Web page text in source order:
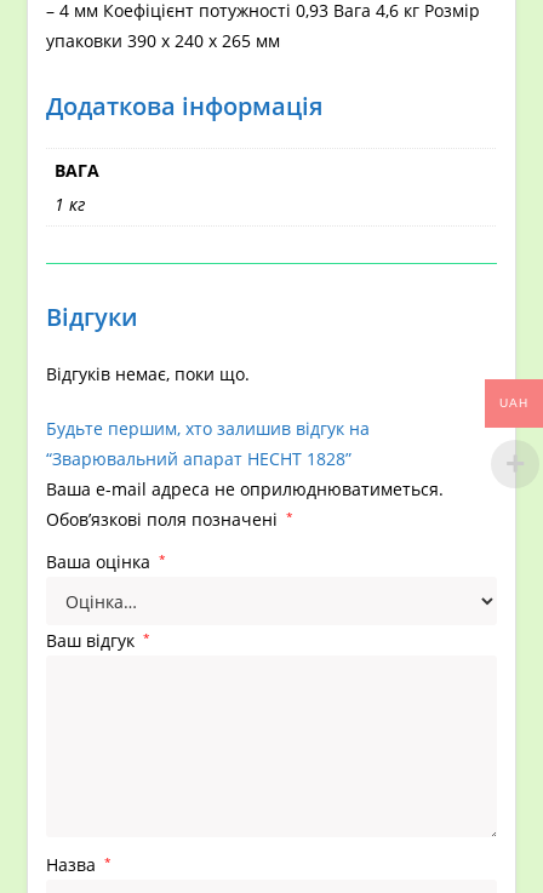
– 4 мм Коефіцієнт потужності 0,93 Вага 4,6 кг Розмір
упаковки 390 x 240 x 265 мм
Додаткова інформація
ВАГА
1 кг
Відгуки
Відгуків немає, поки що.
Будьте першим, хто залишив відгук на
“Зварювальний апарат HECHT 1828”
Ваша e-mail адреса не оприлюднюватиметься.
Обов’язкові поля позначені
*
Ваша оцінка *
Ваш відгук *
Назва *
UAH